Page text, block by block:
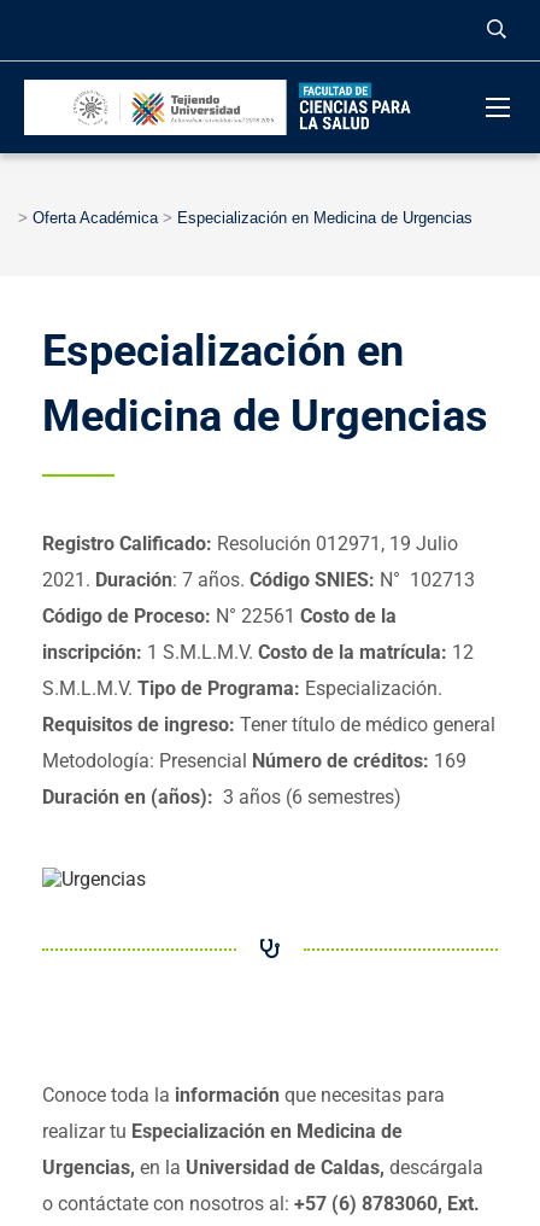
> Oferta Académica> Especialización en Medicina de Urgencias
Especialización en
Medicina de Urgencias
Registro Calificado: Resolución 012971, 19 Julio
2021. Duración: 7 años. Código SNIES: N° 102713
Código de Proceso: N° 22561 Costo de la
inscripción: 1 S.M.L.M.V. Costo de la matrícula: 12
S.M.L.M.V. Tipo de Programa: Especialización.
Requisitos de ingreso: Tener título de médico general
Metodología: Presencial Número de créditos: 169
Duración en (años): 3 años (6 semestres)
Conoce toda la información que necesitas para
realizar tu Especialización en Medicina de
Urgencias, en la Universidad de Caldas, descárgala
o contáctate con nosotros al: +57 (6) 8783060, Ext.